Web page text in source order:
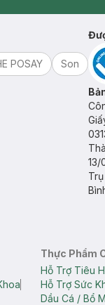
POSAY
Son
13/
Thực Phẩm
Hỗ Trợ Tiêu
Hỗ Trợ Sức
Dầu Cá / Bổ